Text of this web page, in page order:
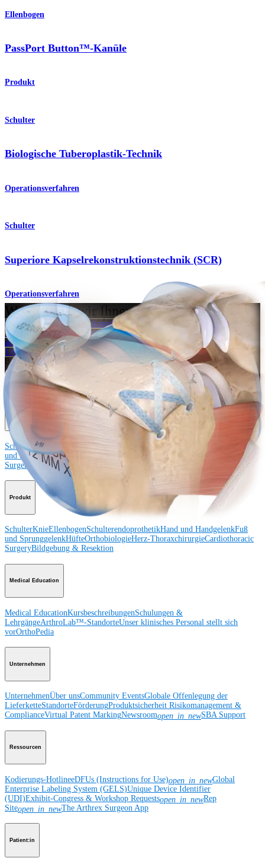
Ellenbogen
PassPort Button™-Kanüle
Produkt
Schulter
Biologische Tuberoplastik-Technik
Operationsverfahren
Schulter
Superiore Kapselrekonstruktionstechnik (SCR)
Operationsverfahren
Wie können wir Ihnen helfen?
Medizinproduktberater:in kontaktieren
Veranstaltungen, Lab-Vorführungen und Schulungsmöglichkeiten
ansehen
Unseren Newsletter abonnieren
Besuchen Sie uns
Schulter Knie Ellenbogen Schulterendoprothetik Hand und Handgelenk
Fuß
und SprunggelenkTrauma Orthobiologie
Cardiothoracic
SurgeryWirbelsäule
Produkt
SchulterKnieEllenbogenSchulterendoprothetikHand und HandgelenkFuß
und SprunggelenkHüfteOrthobiologieHerz-ThoraxchirurgieCardiothoracic
SurgeryBildgebung & Resektion
Medical Education
Medical EducationKursbeschreibungenSchulungen &
LehrgängeArthroLab™-StandorteUnser klinisches Personal stellt sich
vorOrthoPedia
Unternehmen
UnternehmenÜber unsCommunity EventsGlobale Offenlegung der
LieferketteStandorteFörderungProduktsicherheit Risikomanagement &
ComplianceVirtual Patent MarkingNewsroomopen_in_newSBA Support
Ressourcen
Kodierungs-HotlineeDFUs (Instructions for Use)open_in_newGlobal
Enterprise Labeling System (GELS)Unique Device Identifier
(UDI)Exhibit-Congress & Workshop Requestsopen_in_newRep
Siteopen_in_newThe Arthrex Surgeon App
Patient:in